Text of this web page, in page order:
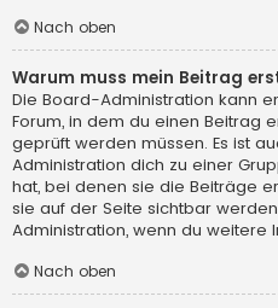
Nach oben
Warum muss mein Beitrag
Die Board-Administration kann
Forum, in dem du einen Beitrag
geprüft werden müssen. Es ist
Administration dich zu einer
hat, bei denen sie die Beiträge
sie auf der Seite sichtbar
Administration, wenn du weitere
Nach oben